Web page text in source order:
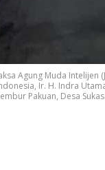
Agung Muda Intelijen
Ir. H. Indra
Pakuan, Desa